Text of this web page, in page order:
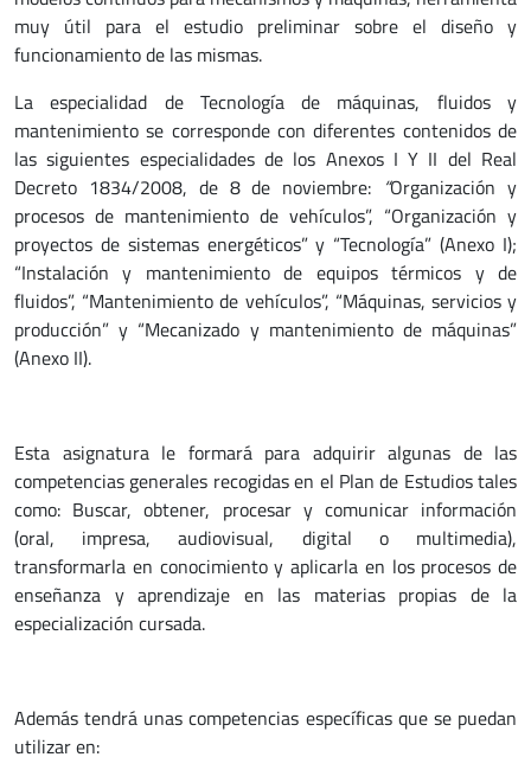
muy útil para el estudio preliminar sobre el diseño y
funcionamiento de las mismas.
La especialidad de Tecnología de máquinas, fluidos y
mantenimiento se corresponde con diferentes contenidos de
las siguientes especialidades de los Anexos I Y II del Real
Decreto 1834/2008, de 8 de noviembre: “Organización y
procesos de mantenimiento de vehículos”, “Organización y
proyectos de sistemas energéticos” y “Tecnología” (Anexo I);
“Instalación y mantenimiento de equipos térmicos y de
fluidos”, “Mantenimiento de vehículos”, “Máquinas, servicios y
producción” y “Mecanizado y mantenimiento de máquinas”
(Anexo II).
Esta asignatura le formará para adquirir algunas de las
competencias generales recogidas en el Plan de Estudios tales
como: Buscar, obtener, procesar y comunicar información
(oral, impresa, audiovisual, digital o multimedia),
transformarla en conocimiento y aplicarla en los procesos de
enseñanza y aprendizaje en las materias propias de la
especialización cursada.
Además tendrá unas competencias específicas que se puedan
utilizar en: